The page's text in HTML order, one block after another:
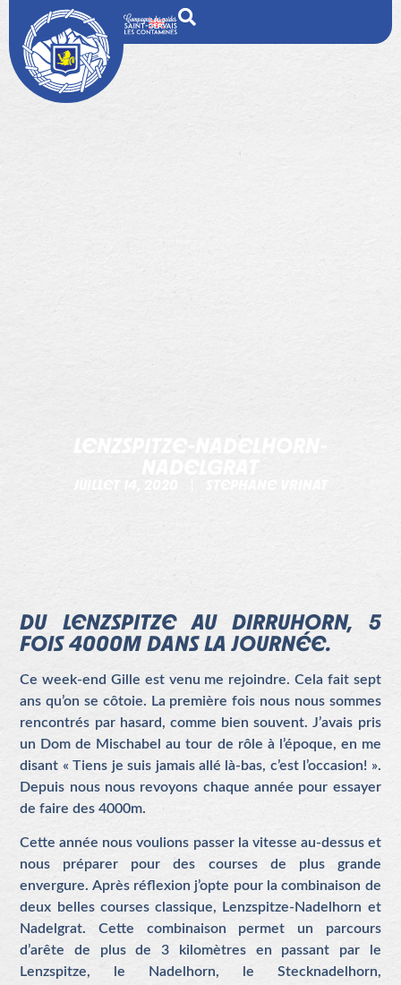
LENZSPITZE-NADELHORN-
DU LENZSPITZE AU DIRRUHORN, 5
FOIS 4000M DANS LA JOURNÉE.
Ce week-end Gille est venu me rejoindre. Cela fait sept
ans qu’on se côtoie. La première fois nous nous sommes
rencontrés par hasard, comme bien souvent. J’avais pris
un Dom de Mischabel au tour de rôle à l’époque, en me
disant « Tiens je suis jamais allé là-bas, c’est l’occasion! ».
Depuis nous nous revoyons chaque année pour essayer
de faire des 4000m.
Cette année nous voulions passer la vitesse au-dessus et
nous préparer pour des courses de plus grande
envergure. Après réflexion j’opte pour la combinaison de
deux belles courses classique, Lenzspitze-Nadelhorn et
Nadelgrat. Cette combinaison permet un parcours
d’arête de plus de 3 kilomètres en passant par le
Lenzspitze, le Nadelhorn, le Stecknadelhorn,